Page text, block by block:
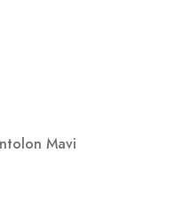
Mavi